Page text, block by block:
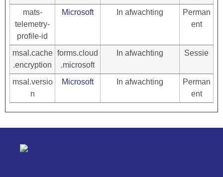
mats-
telemetry-
profile-id
Microsoft In afwachting
Perman
ent
msal.cache
.encryption
forms.cloud
.microsoft
In afwachting Sessie
msal.versio
n
Microsoft In afwachting
Perman
ent